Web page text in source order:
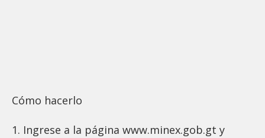
Cómo hacerlo
1. Ingrese a la página www.minex.gob.gt y